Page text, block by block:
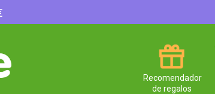
Recomendador
de regalos